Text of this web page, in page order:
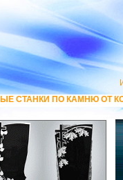
КАМНЮ ОТ КОМПАНИИ